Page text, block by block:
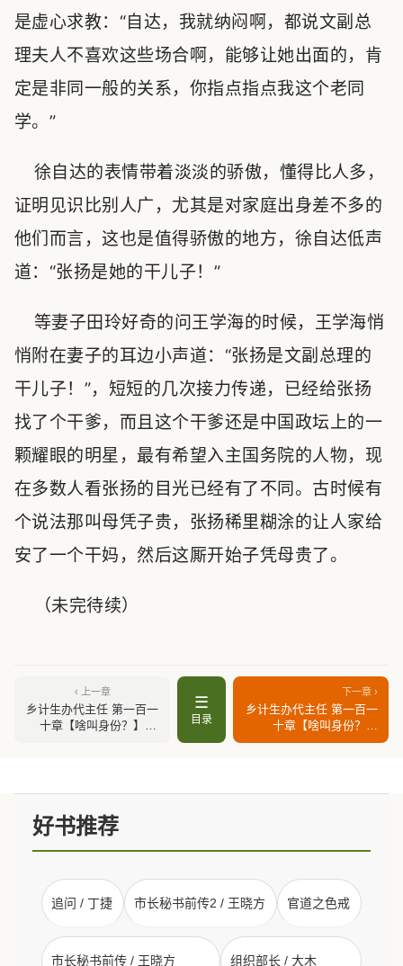
是虚心求教：“自达，我就纳闷啊，都说文副总
理夫人不喜欢这些场合啊，能够让她出面的，肯
定是非同一般的关系，你指点指点我这个老同
学。”
徐自达的表情带着淡淡的骄傲，懂得比人多，
证明见识比别人广，尤其是对家庭出身差不多的
他们而言，这也是值得骄傲的地方，徐自达低声
道：“张扬是她的干儿子！”
等妻子田玲好奇的问王学海的时候，王学海悄
悄附在妻子的耳边小声道：“张扬是文副总理的
干儿子！”，短短的几次接力传递，已经给张扬
找了个干爹，而且这个干爹还是中国政坛上的一
颗耀眼的明星，最有希望入主国务院的人物，现
在多数人看张扬的目光已经有了不同。古时候有
个说法那叫母凭子贵，张扬稀里糊涂的让人家给
安了一个干妈，然后这厮开始子凭母贵了。
（未完待续）
‹ 上一章
乡计生办代主任 第一百一
十章【啥叫身份？】
☰
目录
下一章 ›
乡计生办代主任 第一百一
十章【啥叫身份？】
（下）
好书推荐
追问 / 丁捷 市长秘书前传2 / 王晓方 官道之色戒
市长秘书前传 / 王晓方 组织部长 / 大木